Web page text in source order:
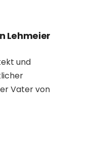
Lehmeier
und
Vater von